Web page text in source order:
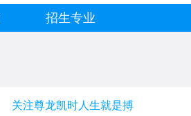
招生专业
关注尊龙凯时人生就是搏